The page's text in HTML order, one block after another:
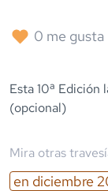
0 me gusta
Esta 10ª Edición
(opcional)
Mira otras
en diciembre